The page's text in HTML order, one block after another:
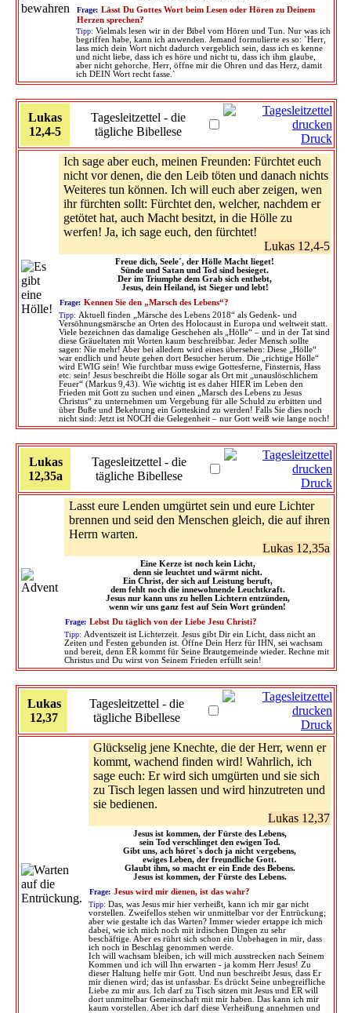
Frage: Lässt Du Gottes Wort beim Lesen oder Hören zu Deinem
Herzen sprechen?
Tipp: Vielmals lesen wir in der Bibel vom Hören und Tun. Nur was ich
begriffen habe, kann ich anwenden. Jemand formulierte es so: `Herr,
lass mich dein Wort nicht dadurch vergeblich sein, dass ich es kenne
und nicht liebe, dass ich es höre und nicht tu, dass ich ihm glaube,
aber nicht gehorche. Herr, öffne mir die Ohren und das Herz, damit
ich DEIN Wort recht fasse.`
Lukas
12,4-5
Tagesleitzettel - die
tägliche Bibellese
Druck
Ich sage aber euch, meinen Freunden: Fürchtet euch
nicht vor denen, die den Leib töten und danach nichts
Weiteres tun können. Ich will euch aber zeigen, wen
ihr fürchten sollt: Fürchtet den, welcher, nachdem er
getötet hat, auch Macht besitzt, in die Hölle zu
werfen! Ja, ich sage euch, den fürchtet!
Lukas 12,4-5
Freue dich, Seele´, der Hölle Macht lieget!
Sünde und Satan und Tod sind besieget.
Der im Triumphe dem Grab sich enthebt,
Jesus, dein Heiland, ist Sieger und lebt!
Frage: Kennen Sie den „Marsch des Lebens“?
Tipp: Aktuell finden „Märsche des Lebens 2018“ als Gedenk- und
Versöhnungsmärsche an Orten des Holocaust in Europa und weltweit statt.
Viele bezeichnen das damalige Geschehen als „Hölle“ – und in der Tat sind
diese Gräueltaten mit Worten kaum beschreibbar. Jeder Mensch sollte
sagen: Nie mehr! Aber bei alledem wird eines übersehen: Diese „Hölle“
war endlich und heute gehen dort Besucher herum. Die „richtige Hölle“
wird EWIG sein! Wie furchtbar muss ewige Gottesferne, Finsternis, Hass
etc. sein! Jesus beschreibt die Hölle sogar als Ort mit „unauslöschlichem
Feuer“ (Markus 9,43). Wie wichtig ist es daher HIER im Leben den
Frieden mit Gott zu suchen und einen „Marsch des Lebens zu Jesus
Christus“ zu unternehmen um Vergebung für alle Schuld zu erbitten und
über Buße und Bekehrung ein Gotteskind zu werden! Falls Sie dies noch
nicht sind: Jetzt ist NOCH die Gelegenheit – nur Gott weiß wie lange noch!
Lukas
12,35a
Tagesleitzettel - die
tägliche Bibellese
Druck
Lasst eure Lenden umgürtet sein und eure Lichter
brennen und seid den Menschen gleich, die auf ihren
Herrn warten.
Lukas 12,35a
Eine Kerze ist noch kein Licht,
denn sie leuchtet und wärmt nicht.
Ein Christ, der sich auf Leistung beruft,
dem fehlt noch die innewohnende Leuchtkraft.
Jesus nur kann uns zu hellen Lichtern entzünden,
wenn wir uns ganz fest auf Sein Wort gründen!
Frage: Lebst Du täglich von der Liebe Jesu Christi?
Tipp: Adventszeit ist Lichterzeit. Jesus gibt Dir ein Licht, dass nicht an
Zeiten und Festen gebunden ist. Öffne Dein Herz für IHN, sei wachsam
und bereit, denn ER kommt für Seine Brautgemeinde wieder. Rechne mit
Christus und Du wirst von Seinem Frieden erfüllt sein!
Lukas
12,37
Tagesleitzettel - die
tägliche Bibellese
Druck
Glückselig jene Knechte, die der Herr, wenn er
kommt, wachend finden wird! Wahrlich, ich
sage euch: Er wird sich umgürten und sie sich
zu Tisch legen lassen und wird hinzutreten und
sie bedienen.
Lukas 12,37
Jesus ist kommen, der Fürste des Lebens,
sein Tod verschlinget den ewigen Tod.
Gibt uns, ach höret`s doch ja nicht vergebens,
ewiges Leben, der freundliche Gott.
Glaubt ihm, so macht er ein Ende des Bebens.
Jesus ist kommen, der Fürste des Lebens.
Frage: Jesus wird mir dienen, ist das wahr?
Tipp: Das, was Jesus mir hier verheißt, kann ich mir gar nicht
vorstellen. Zweifellos stehen wir unmittelbar vor der Entrückung;
aber wie gestalte ich das Warten? Immer wieder ertappe ich mich
dabei, wie ich mich noch mit irdischen Dingen zu sehr
beschäftige. Aber es rührt sich schon ein Unbehagen in mir, dass
ich noch in Beschlag genommen werde.
Ich will wachsam bleiben, ich will mich ausstrecken nach Seinem
Kommen und ich will Ihn erwarten - ja komm Herr Jesus! Zu
dieser Haltung helfe mir Gott. Und nun beschreibt Jesus, dass Er
mir dienen wird; das ist unfassbar. Es drückt Seine unbegreifliche
Liebe zu mir aus. Ich darf zu Tisch sitzen mit Jesus und ER will
dort unmittelbar Gemeinschaft mit mir haben. Das kann ich mir
kaum vorstellen. Aber ich darf diese Verheißung annehmen und